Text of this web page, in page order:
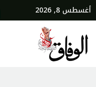
أغسطس 8, 2026